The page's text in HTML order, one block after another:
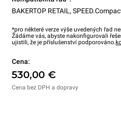
BAKERTOP RETAIL ,
*pro některé verze výše uvedených řad
Žádáme vás, abyste nakonfigurovali
ujistili, že je příslušenství podporováno.
Cena:
530,00 €
Cena bez DPH a dopravy